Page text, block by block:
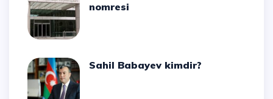
nomresi
Sahil Babayev kimdir?